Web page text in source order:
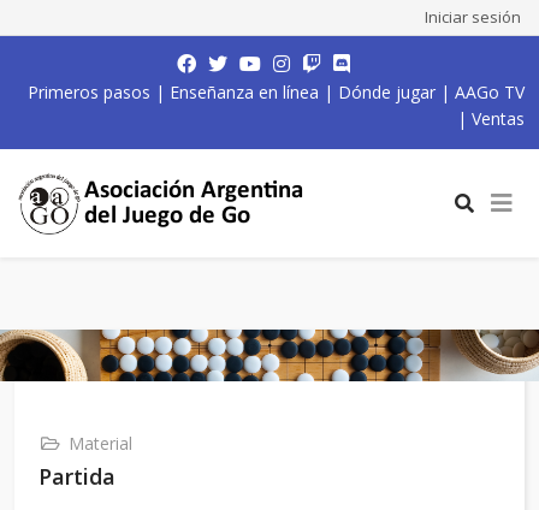
Iniciar sesión
Primeros pasos | Enseñanza en línea | Dónde jugar | AAGo TV
| Ventas
Material
Partida